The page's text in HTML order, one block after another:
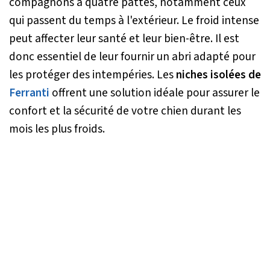
qui passent du temps à l'extérieur. Le froid intense
peut affecter leur santé et leur bien-être. Il est
donc essentiel de leur fournir un abri adapté pour
les protéger des intempéries. Lesniches isolées de
Ferranti offrent une solution idéale pour assurer le
confort et la sécurité de votre chien durant les
mois les plus froids.